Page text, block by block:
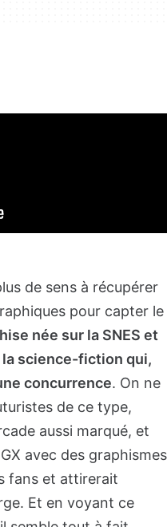
de sens à récupérer
pour capter le
née sur la SNES et
science-fiction qui,
concurrence. On ne
de ce type,
aussi marqué, et
avec des graphismes
fans et attirerait
Et en voyant ce